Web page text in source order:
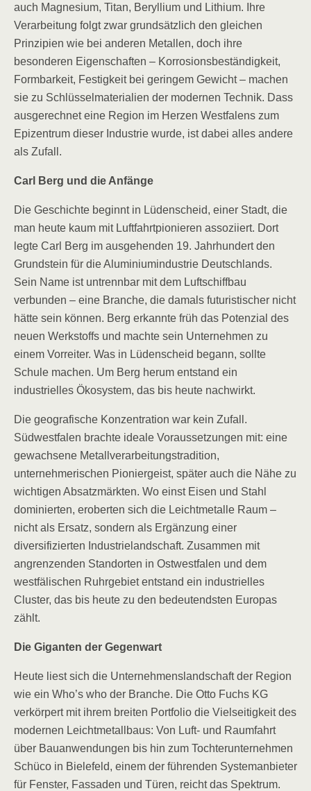
auch Magnesium, Titan, Beryllium und Lithium. Ihre
Verarbeitung folgt zwar grundsätzlich den gleichen
Prinzipien wie bei anderen Metallen, doch ihre
besonderen Eigenschaften – Korrosionsbeständigkeit,
Formbarkeit, Festigkeit bei geringem Gewicht – machen
sie zu Schlüsselmaterialien der modernen Technik. Dass
ausgerechnet eine Region im Herzen Westfalens zum
Epizentrum dieser Industrie wurde, ist dabei alles andere
als Zufall.
Carl Berg und die Anfänge
Die Geschichte beginnt in Lüdenscheid, einer Stadt, die
man heute kaum mit Luftfahrtpionieren assoziiert. Dort
legte Carl Berg im ausgehenden 19. Jahrhundert den
Grundstein für die Aluminiumindustrie Deutschlands.
Sein Name ist untrennbar mit dem Luftschiffbau
verbunden – eine Branche, die damals futuristischer nicht
hätte sein können. Berg erkannte früh das Potenzial des
neuen Werkstoffs und machte sein Unternehmen zu
einem Vorreiter. Was in Lüdenscheid begann, sollte
Schule machen. Um Berg herum entstand ein
industrielles Ökosystem, das bis heute nachwirkt.
Die geografische Konzentration war kein Zufall.
Südwestfalen brachte ideale Voraussetzungen mit: eine
gewachsene Metallverarbeitungstradition,
unternehmerischen Pioniergeist, später auch die Nähe zu
wichtigen Absatzmärkten. Wo einst Eisen und Stahl
dominierten, eroberten sich die Leichtmetalle Raum –
nicht als Ersatz, sondern als Ergänzung einer
diversifizierten Industrielandschaft. Zusammen mit
angrenzenden Standorten in Ostwestfalen und dem
westfälischen Ruhrgebiet entstand ein industrielles
Cluster, das bis heute zu den bedeutendsten Europas
zählt.
Die Giganten der Gegenwart
Heute liest sich die Unternehmenslandschaft der Region
wie ein Who’s who der Branche. Die Otto Fuchs KG
verkörpert mit ihrem breiten Portfolio die Vielseitigkeit des
modernen Leichtmetallbaus: Von Luft- und Raumfahrt
über Bauanwendungen bis hin zum Tochterunternehmen
Schüco in Bielefeld, einem der führenden Systemanbieter
für Fenster, Fassaden und Türen, reicht das Spektrum.